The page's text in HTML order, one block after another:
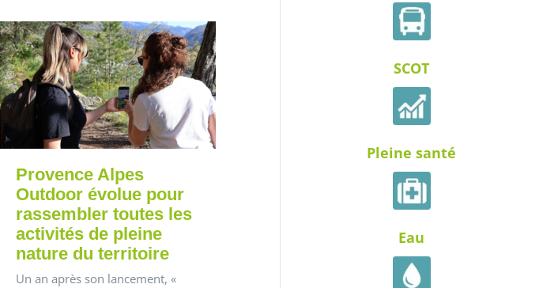
Provence Alpes
Outdoor évolue pour
rassembler toutes les
activités de pleine
nature du territoire
Un an après son lancement, «
SCOT
Pleine santé
Eau